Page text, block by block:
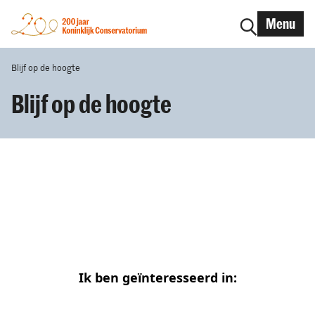
Menu
Blijf op de hoogte
Blijf op de hoogte
Ik ben geïnteresseerd in: